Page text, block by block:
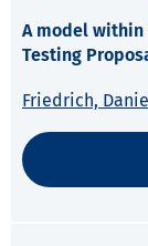
A model within
Testing
Friedrich,